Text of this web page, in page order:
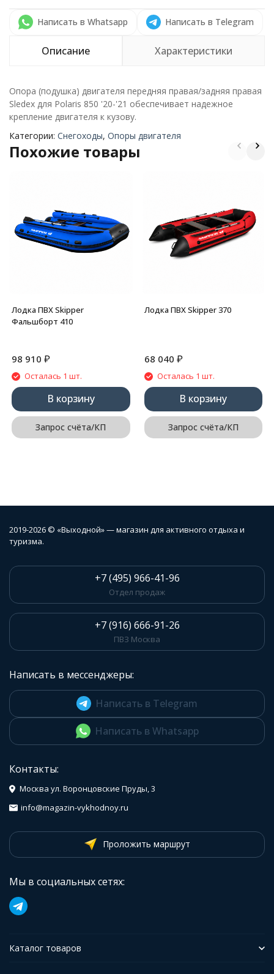
Написать в Whatsapp Написать в Telegram
Описание Характеристики
Опора (подушка) двигателя передняя правая/задняя правая
Sledex для Polaris 850 '20-'21 обеспечивает надежное
крепление двигателя к кузову.
Категории: Снегоходы, Опоры двигателя
Похожие товары
Лодка ПВХ Skipper
Фальшборт 410
98 910 ₽
Осталась 1 шт.
В корзину
Запрос счёта/КП
Лодка ПВХ Skipper 370
68 040 ₽
Осталась 1 шт.
В корзину
Запрос счёта/КП
2019-2026 © «Выходной» — магазин для активного отдыха и
туризма.
+7 (495) 966-41-96
Отдел продаж
+7 (916) 666-91-26
ПВЗ Москва
Написать в мессенджеры:
Написать в Telegram
Написать в Whatsapp
Контакты:
Москва ул. Воронцовские Пруды, 3
info@magazin-vykhodnoy.ru
Проложить маршрут
Мы в социальных сетях:
Каталог товаров